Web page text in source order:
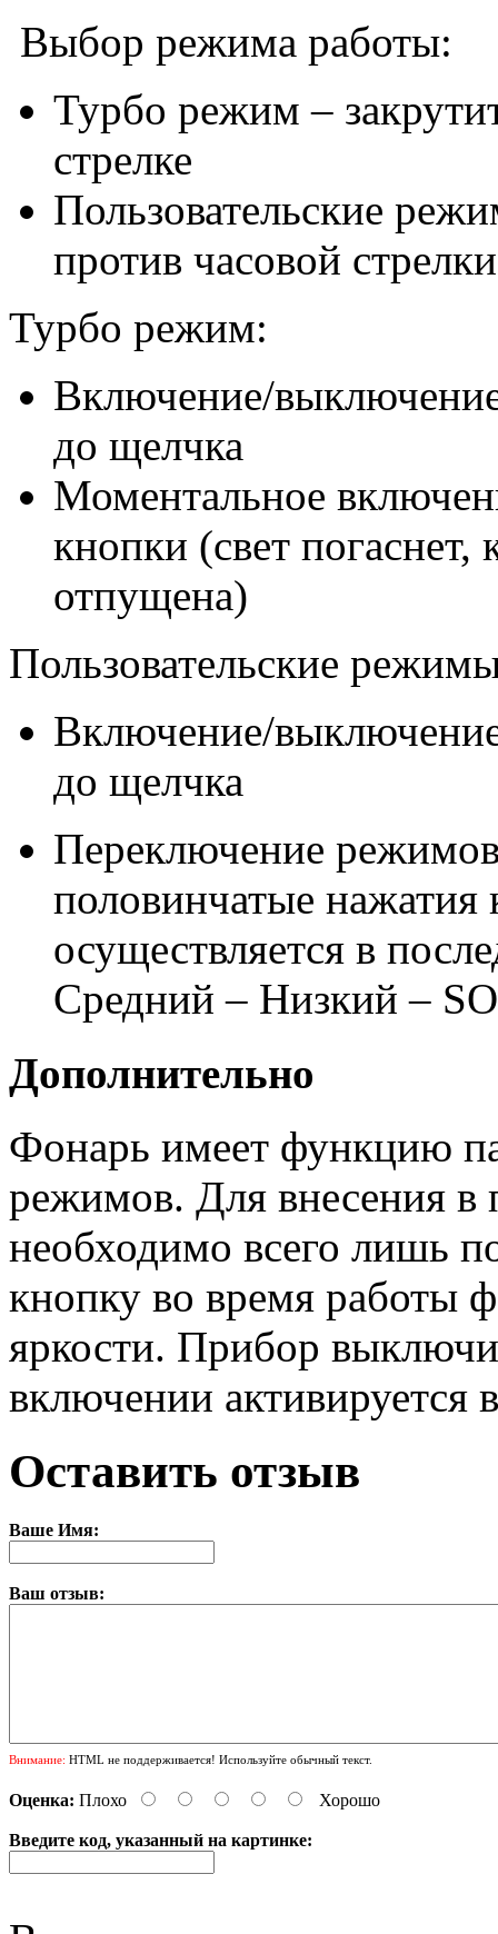
Выбор режима работы:
Турбо режим –
стрелке
Пользовательские
против часовой стрелки
Турбо режим:
Включение/
до щелчка
Моментальное
кнопки (свет погаснет,
отпущена)
Пользовательские
Включение/
до щелчка
Переключение
половинчатые
осуществляется в
Средний – Низкий –
Дополнительно
Фонарь имеет функцию
режимов. Для внесения
необходимо всего лишь
кнопку во время работы
яркости. Прибор
включении
Оставить отзыв
Ваше Имя:
Ваш отзыв:
Внимание: HTML не поддерживается! Используйте обычный текст.
Оценка: Плохо Хорошо
Введите код, указанный на картинке: